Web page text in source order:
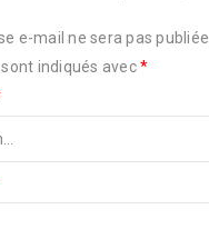
e-mail ne sera pas publiée.
indiqués avec*